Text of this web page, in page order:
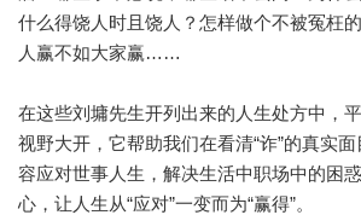
什么得饶人时且饶人？怎样做个不被冤枉
人赢不如大家赢……
在这些刘墉先生开列出来的人生处方中，
视野大开，它帮助我们在看清“诈”的真实
容应对世事人生，解决生活中职场中的困
心，让人生从“应对”一变而为“赢得”。